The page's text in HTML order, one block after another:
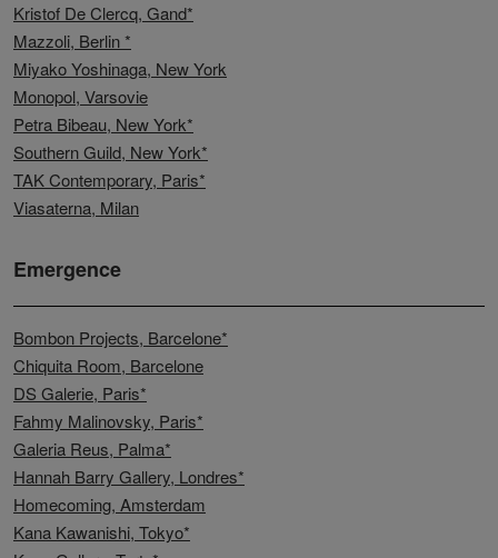
Kristof De Clercq, Gand*
Mazzoli, Berlin *
Miyako Yoshinaga, New York
Monopol, Varsovie
Petra Bibeau, New York*
Southern Guild, New York*
TAK Contemporary, Paris*
Viasaterna, Milan
Emergence
Bombon Projects, Barcelone*
Chiquita Room, Barcelone
DS Galerie, Paris*
Fahmy Malinovsky, Paris*
Galeria Reus, Palma*
Hannah Barry Gallery, Londres*
Homecoming, Amsterdam
Kana Kawanishi, Tokyo*